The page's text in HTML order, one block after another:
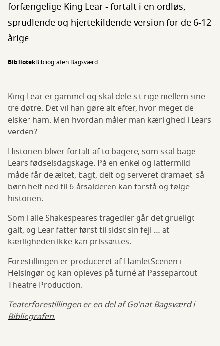
forfængelige King Lear - fortalt i en ordløs,
sprudlende og hjertekildende version for de 6-12
årige
BibliotekBibliografen Bagsværd
King Lear er gammel og skal dele sit rige mellem sine
tre døtre. Det vil han gøre alt efter, hvor meget de
elsker ham. Men hvordan måler man kærlighed i Lears
verden?
Historien bliver fortalt af to bagere, som skal bage
Lears fødselsdagskage. På en enkel og lattermild
måde får de æltet, bagt, delt og serveret dramaet, så
børn helt ned til 6-årsalderen kan forstå og følge
historien.
Som i alle Shakespeares tragedier går det grueligt
galt, og Lear fatter først til sidst sin fejl … at
kærligheden ikke kan prissættes.
Forestillingen er produceret af HamletScenen i
Helsingør og kan opleves på turné af Passepartout
Theatre Production.
Teaterforestillingen er en del afGo'nat Bagsværd i
Bibliografen.